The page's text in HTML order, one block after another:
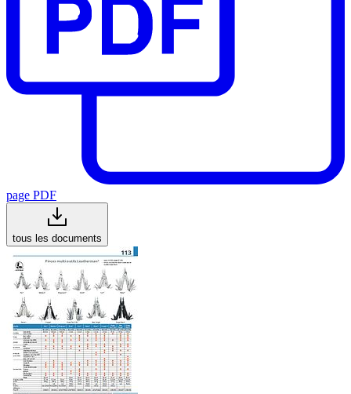
page PDF
tous les documents